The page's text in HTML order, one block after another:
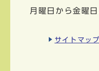
月曜日から金曜
サイトマップ